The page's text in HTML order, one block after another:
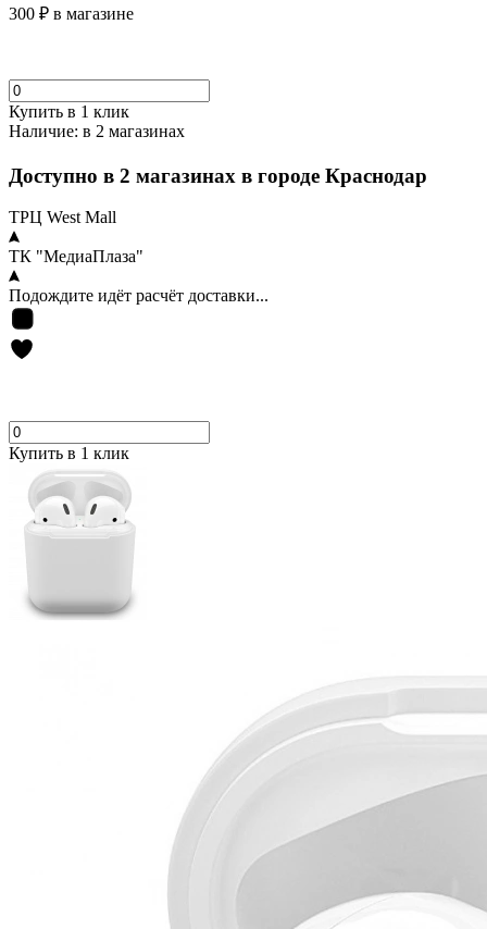
300 ₽ в магазине
Купить в 1 клик
Наличие: в 2 магазинах
Доступно в 2 магазинах в городе Краснодар
ТРЦ West Mall
ТК "МедиаПлаза"
Подождите идёт расчёт доставки...
Купить в 1 клик